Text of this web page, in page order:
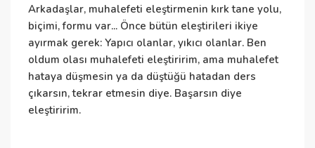
Arkadaşlar, muhalefeti eleştirmenin kırk tane yolu,
biçimi, formu var... Önce bütün eleştirileri ikiye
ayırmak gerek: Yapıcı olanlar, yıkıcı olanlar. Ben
oldum olası muhalefeti eleştiririm, ama muhalefet
hataya düşmesin ya da düştüğü hatadan ders
çıkarsın, tekrar etmesin diye. Başarsın diye
eleştiririm.